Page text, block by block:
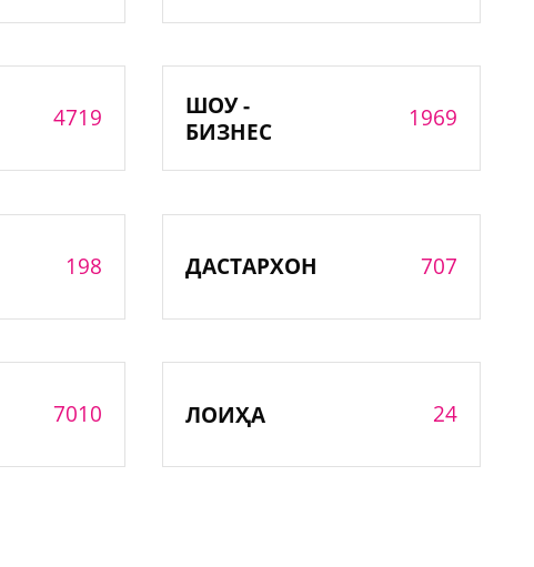
4719
ШОУ -
БИЗНЕС
1969
198 ДАСТАРХОН 707
7010 ЛОИҲА 24